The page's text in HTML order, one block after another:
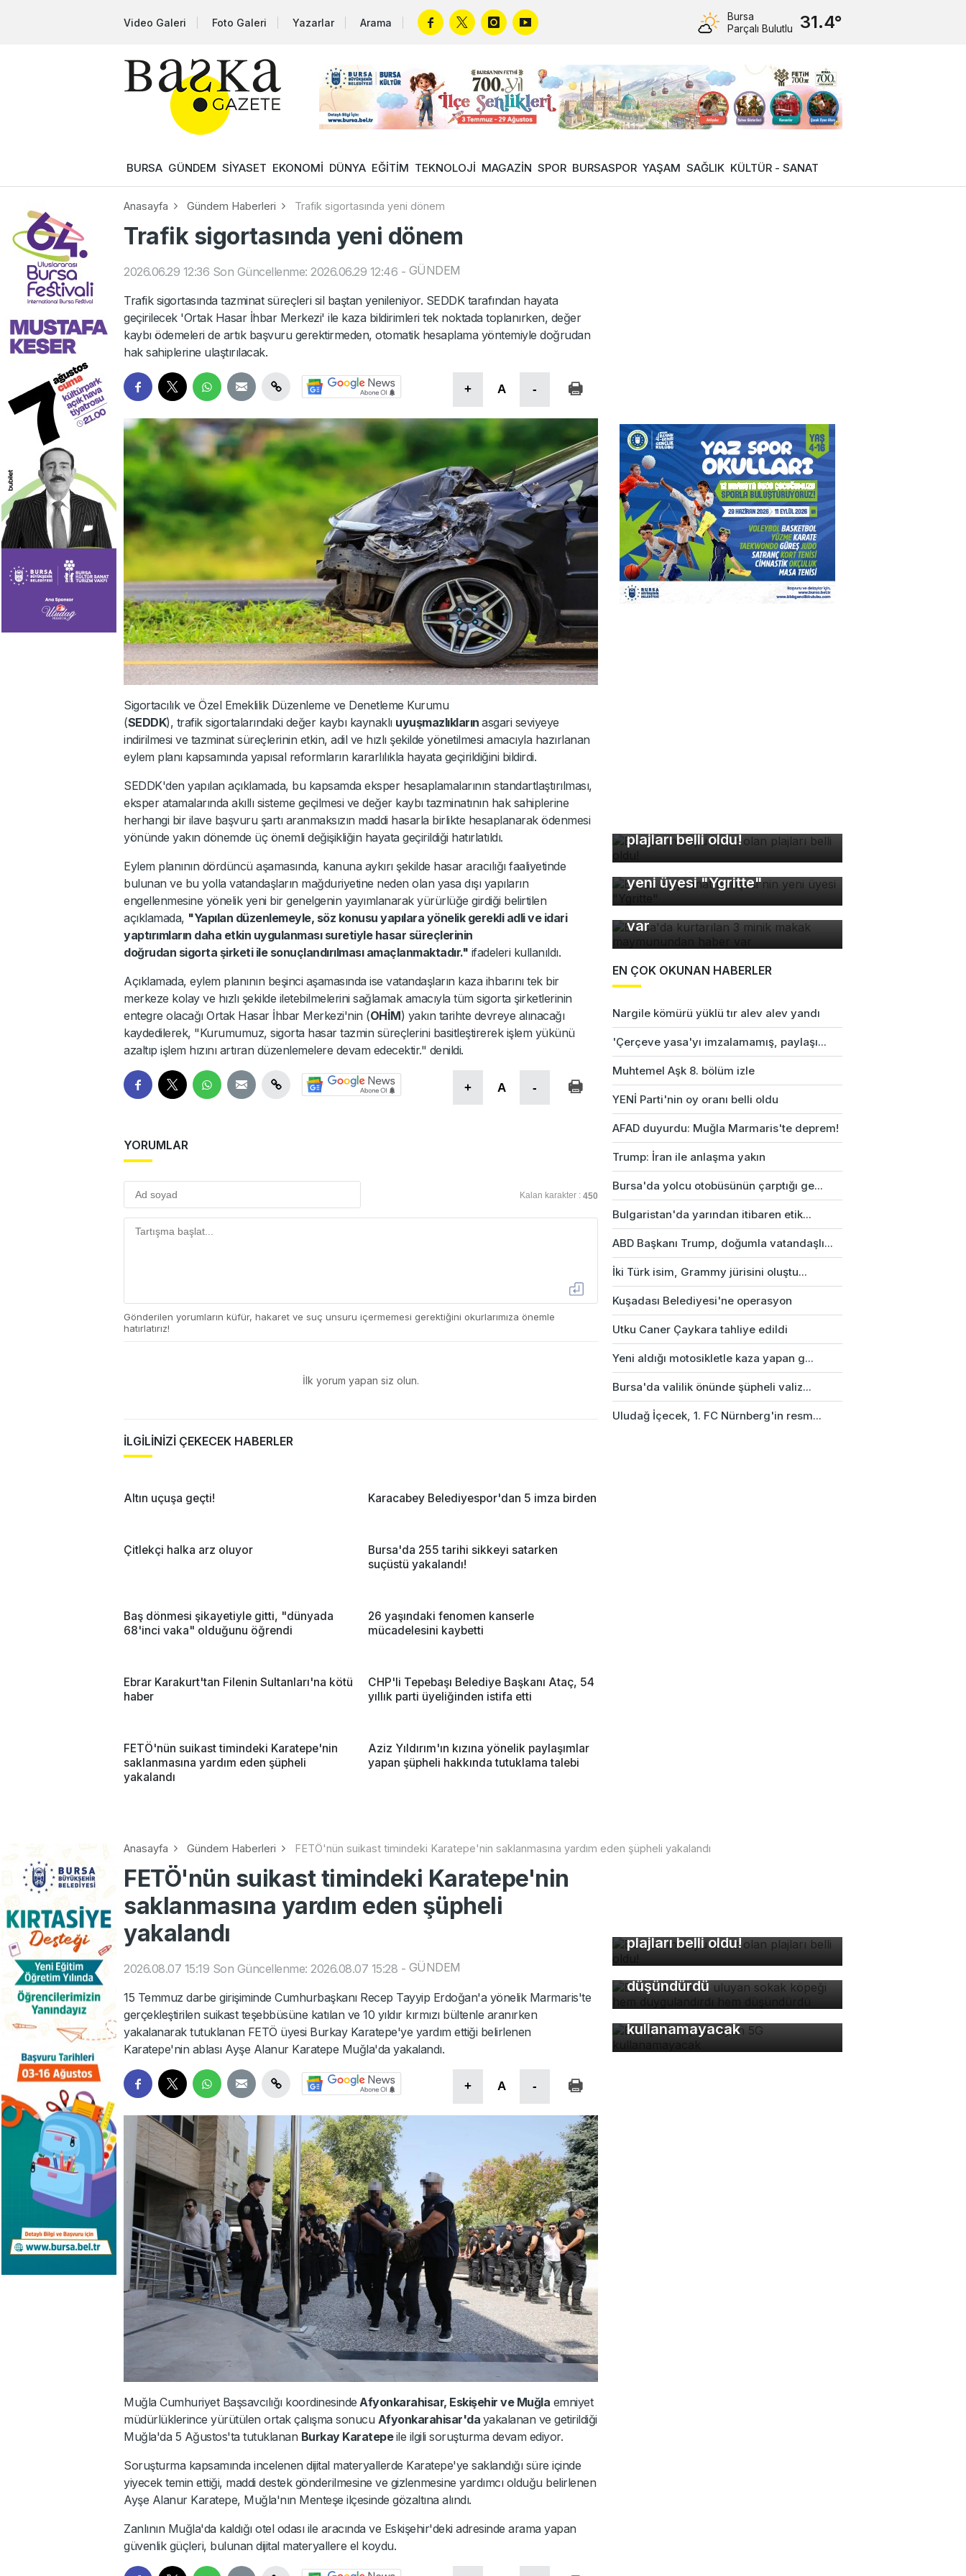
Video Galeri Foto Galeri Yazarlar Arama
Bursa
Parçalı Bulutlu
31.4°
BURSA GÜNDEM SİYASET EKONOMİ DÜNYA EĞİTİM TEKNOLOJİ MAGAZİN SPOR BURSASPOR YAŞAM SAĞLIK KÜLTÜR - SANAT
Anasayfa Gündem Haberleri Trafik sigortasında yeni dönem
Trafik sigortasında yeni dönem
2026.06.29 12:36 Son Güncellenme: 2026.06.29 12:46 - GÜNDEM
Trafik sigortasında tazminat süreçleri sil baştan yenileniyor. SEDDK tarafından hayata
geçirilecek 'Ortak Hasar İhbar Merkezi' ile kaza bildirimleri tek noktada toplanırken, değer
kaybı ödemeleri de artık başvuru gerektirmeden, otomatik hesaplama yöntemiyle doğrudan
hak sahiplerine ulaştırılacak.
+ A -
Sigortacılık ve Özel Emeklilik Düzenleme ve Denetleme Kurumu
(SEDDK), trafik sigortalarındaki değer kaybı kaynaklı uyuşmazlıkların asgari seviyeye
indirilmesi ve tazminat süreçlerinin etkin, adil ve hızlı şekilde yönetilmesi amacıyla hazırlanan
eylem planı kapsamında yapısal reformların kararlılıkla hayata geçirildiğini bildirdi.
SEDDK'den yapılan açıklamada, bu kapsamda eksper hesaplamalarının standartlaştırılması,
eksper atamalarında akıllı sisteme geçilmesi ve değer kaybı tazminatının hak sahiplerine
herhangi bir ilave başvuru şartı aranmaksızın maddi hasarla birlikte hesaplanarak ödenmesi
yönünde yakın dönemde üç önemli değişikliğin hayata geçirildiği hatırlatıldı.
Eylem planının dördüncü aşamasında, kanuna aykırı şekilde hasar aracılığı faaliyetinde
bulunan ve bu yolla vatandaşların mağduriyetine neden olan yasa dışı yapıların
engellenmesine yönelik yeni bir genelgenin yayımlanarak yürürlüğe girdiği belirtilen
açıklamada, "Yapılan düzenlemeyle, söz konusu yapılara yönelik gerekli adli ve idari
yaptırımların daha etkin uygulanması suretiyle hasar süreçlerinin
doğrudan sigorta şirketi ile sonuçlandırılması amaçlanmaktadır." ifadeleri kullanıldı.
Açıklamada, eylem planının beşinci aşamasında ise vatandaşların kaza ihbarını tek bir
merkeze kolay ve hızlı şekilde iletebilmelerini sağlamak amacıyla tüm sigorta şirketlerinin
entegre olacağı Ortak Hasar İhbar Merkezi'nin (OHİM) yakın tarihte devreye alınacağı
kaydedilerek, "Kurumumuz, sigorta hasar tazmin süreçlerini basitleştirerek işlem yükünü
azaltıp işlem hızını artıran düzenlemelere devam edecektir." denildi.
+ A -
YORUMLAR
Kalan karakter : 450
Gönderilen yorumların küfür, hakaret ve suç unsuru içermemesi gerektiğini okurlarımıza önemle
hatırlatırız!
İlk yorum yapan siz olun.
İLGİLİNİZİ ÇEKECEK HABERLER
Altın uçuşa geçti! Karacabey Belediyespor'dan 5 imza birden
Çitlekçi halka arz oluyor
Bursa'da 255 tarihi sikkeyi satarken
suçüstü yakalandı!
Baş dönmesi şikayetiyle gitti, "dünyada
68'inci vaka" olduğunu öğrendi
26 yaşındaki fenomen kanserle
mücadelesini kaybetti
Ebrar Karakurt'tan Filenin Sultanları'na kötü
haber
CHP'li Tepebaşı Belediye Başkanı Ataç, 54
yıllık parti üyeliğinden istifa etti
FETÖ'nün suikast timindeki Karatepe'nin
saklanmasına yardım eden şüpheli
yakalandı
Aziz Yıldırım'ın kızına yönelik paylaşımlar
yapan şüpheli hakkında tutuklama talebi
plajları belli oldu!
Bursa Hayvanat Bahçesi'nin
yeni üyesi "Ygritte"
Bursa'da kurtarılan 3 minik
makak maymunundan haber
var
EN ÇOK OKUNAN HABERLER
Nargile kömürü yüklü tır alev alev yandı
'Çerçeve yasa'yı imzalamamış, paylaşı...
Muhtemel Aşk 8. bölüm izle
YENİ Parti'nin oy oranı belli oldu
AFAD duyurdu: Muğla Marmaris'te deprem!
Trump: İran ile anlaşma yakın
Bursa'da yolcu otobüsünün çarptığı ge...
Bulgaristan'da yarından itibaren etik...
ABD Başkanı Trump, doğumla vatandaşlı...
İki Türk isim, Grammy jürisini oluştu...
Kuşadası Belediyesi'ne operasyon
Utku Caner Çaykara tahliye edildi
Yeni aldığı motosikletle kaza yapan g...
Bursa'da valilik önünde şüpheli valiz...
Uludağ İçecek, 1. FC Nürnberg'in resm...
Anasayfa Gündem Haberleri FETÖ'nün suikast timindeki Karatepe'nin saklanmasına yardım eden şüpheli yakalandı
FETÖ'nün suikast timindeki Karatepe'nin
saklanmasına yardım eden şüpheli
yakalandı
2026.08.07 15:19 Son Güncellenme: 2026.08.07 15:28 - GÜNDEM
15 Temmuz darbe girişiminde Cumhurbaşkanı Recep Tayyip Erdoğan'a yönelik Marmaris'te
gerçekleştirilen suikast teşebbüsüne katılan ve 10 yıldır kırmızı bültenle aranırken
yakalanarak tutuklanan FETÖ üyesi Burkay Karatepe'ye yardım ettiği belirlenen
Karatepe'nin ablası Ayşe Alanur Karatepe Muğla'da yakalandı.
+ A -
Muğla Cumhuriyet Başsavcılığı koordinesinde Afyonkarahisar, Eskişehir ve Muğla emniyet
müdürlüklerince yürütülen ortak çalışma sonucu Afyonkarahisar'da yakalanan ve getirildiği
Muğla'da 5 Ağustos'ta tutuklanan Burkay Karatepeile ilgili soruşturma devam ediyor.
Soruşturma kapsamında incelenen dijital materyallerde Karatepe'ye saklandığı süre içinde
yiyecek temin ettiği, maddi destek gönderilmesine ve gizlenmesine yardımcı olduğu belirlenen
Ayşe Alanur Karatepe, Muğla'nın Menteşe ilçesinde gözaltına alındı.
Zanlının Muğla'da kaldığı otel odası ile aracında ve Eskişehir'deki adresinde arama yapan
güvenlik güçleri, bulunan dijital materyallere el koydu.
plajları belli oldu!
Bursa'da ezana uluyan
sokak köpeği hem
duygulandırdı hem
düşündürdü
Bu ayarları yapmayan 5G
kullanamayacak